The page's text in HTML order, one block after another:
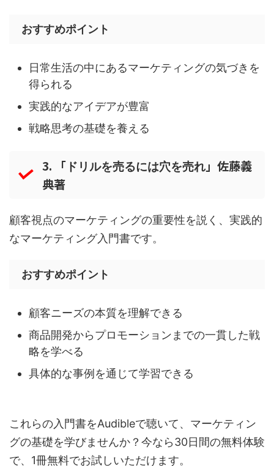
おすすめポイント
日常生活の中にあるマーケティングの気づきを
得られる
実践的なアイデアが豊富
戦略思考の基礎を養える
3. 「ドリルを売るには穴を売れ」佐藤義
典著
顧客視点のマーケティングの重要性を説く、実践的
なマーケティング入門書です。
おすすめポイント
顧客ニーズの本質を理解できる
商品開発からプロモーションまでの一貫した戦
略を学べる
具体的な事例を通じて学習できる
これらの入門書をAudibleで聴いて、マーケティン
グの基礎を学びませんか？今なら30日間の無料体験
で、1冊無料でお試しいただけます。